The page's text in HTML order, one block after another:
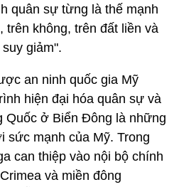
quân sự từng là thế mạnh
trên không, trên đất liền và
giảm".
an ninh quốc gia Mỹ
hiện đại hóa quân sự và
Quốc ở Biển Đông là những
sức mạnh của Mỹ. Trong
can thiệp vào nội bộ chính
và miền đông